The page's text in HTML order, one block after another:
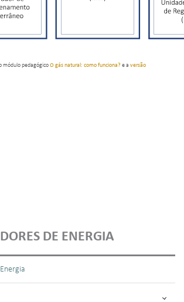
DE ENERGIA
módulo pedagógicoO gás natural: como funciona? e a versão